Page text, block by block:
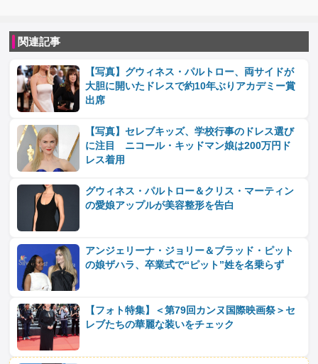
関連記事
【写真】グウィネス・パルトロー、両サイドが
大胆に開いたドレスで約10年ぶりアカデミー賞
出席
【写真】セレブキッズ、学校行事のドレス選び
に注目 ニコール・キッドマン娘は200万円ド
レス着用
グウィネス・パルトロー＆クリス・マーティン
の愛娘アップルが美容整形を告白
アンジェリーナ・ジョリー＆ブラッド・ピット
の娘ザハラ、卒業式で“ピット”姓を名乗らず
【フォト特集】＜第79回カンヌ国際映画祭＞セ
レブたちの華麗な装いをチェック